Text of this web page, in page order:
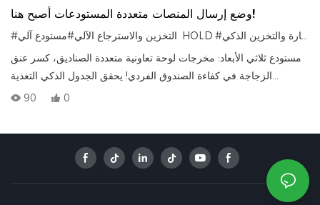
وضع إرسال المنصات متعددة المستودعات أصبح هنا!
#التخزين والاسترجاع الآلي #مستودع آلي HOLD
#النجارة والتخزين الذكي
مستودع ثلاثي الأبعاد: مخرجات لوحة تعاونية متعددة الصناديق، كسر عنق
الزجاجة في كفاءة الصندوق الفردي! يحقق الجدول الذكي التغذية
المتزامنة لعدة صناديق، مما يحقق عدم الانتظار ونقل اللوحة دون انقطاع،
يساعد على مضاعفة سعة خط الإنتاج وتحقيق خفض التكاليف وتحسين
الكفاءة في خطوة واحدة!
90 0